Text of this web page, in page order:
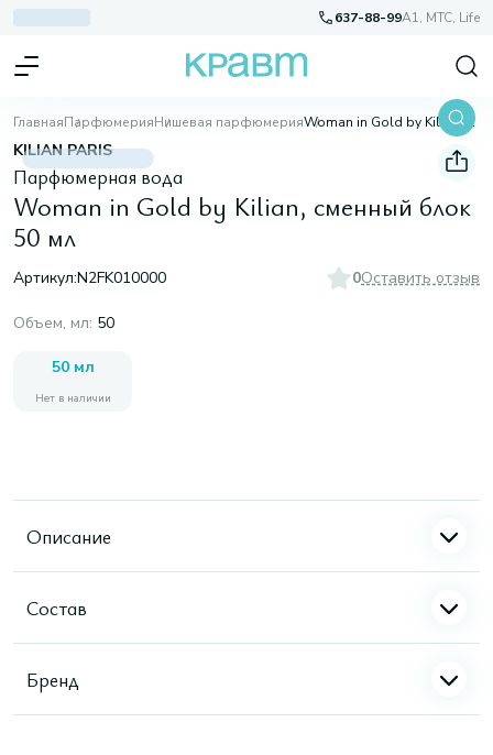
637-88-99A1, МТС, Life
ГлавнаяПарфюмерияНишевая парфюмерия Woman in Gold by Kilian, сменный блок 50 мл
KILIAN PARIS
Парфюмерная вода
Woman in Gold by Kilian, сменный блок
50 мл
Артикул:N2FK010000 0Оставить отзыв
Объем, мл: 50
50 мл
Нет в наличии
Описание
Состав
Бренд